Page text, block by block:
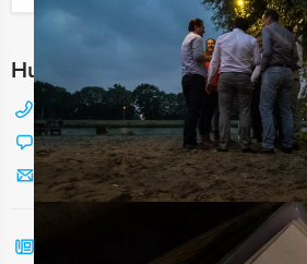
Hulp nodig bij het kiezen?
088 428 81 17
Chat met Jeroen
Stuur ons een mailtje